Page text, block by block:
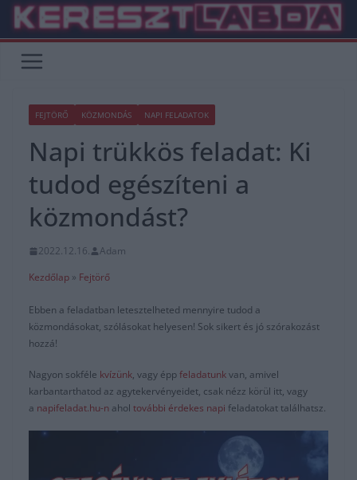
Skip
content
FEJTÖRŐ KÖZMONDÁS NAPI FELADATOK
Napi trükkös feladat: Ki
tudod egészíteni a
közmondást?
2022.12.16.
Adam
Kezdőlap » Fejtörő
Ebben a feladatban letesztelheted mennyire tudod a
közmondásokat, szólásokat helyesen! Sok sikert és jó szórakozást
hozzá!
Nagyon sokféle kvízünk, vagy éppfeladatunkvan, amivel
karbantarthatod az agytekervényeidet, csak nézz körül itt, vagy
a napifeladat.hu-n ahol további érdekes napi feladatokat találhatsz.